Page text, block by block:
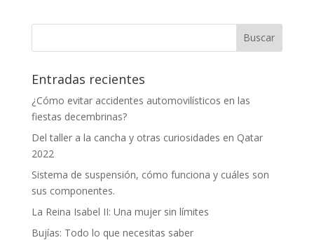
Entradas recientes
¿Cómo evitar accidentes automovilísticos en las
fiestas decembrinas?
Del taller a la cancha y otras curiosidades en Qatar
2022
Sistema de suspensión, cómo funciona y cuáles son
sus componentes.
La Reina Isabel II: Una mujer sin límites
Bujías: Todo lo que necesitas saber